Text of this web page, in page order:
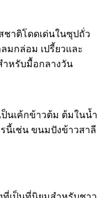
าติโดดเด่นในซุปถั่ว
มกล่อม เปรี้ยวและ
หรับมื้อกลางวัน
ป็นเค้กข้าวต้ม ต้มในน้ำ
นี้เช่น ขนมปังข้าวสาลี